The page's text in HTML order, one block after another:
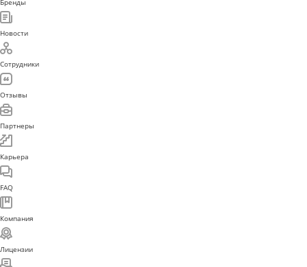
Бренды
Новости
Сотрудники
Отзывы
Партнеры
Карьера
FAQ
Компания
Лицензии